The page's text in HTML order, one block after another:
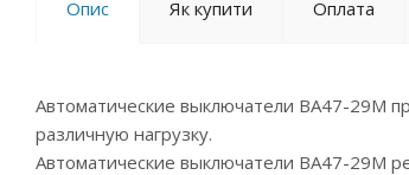
Опис Як купити Оплата
Автоматические выключатели ВА47-29М
различную нагрузку.
Автоматические выключатели ВА47-29М